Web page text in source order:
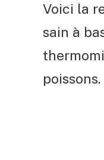
Voici la
sain à
poissons.